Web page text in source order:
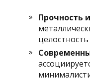
Прочность